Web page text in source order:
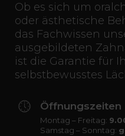
Ob es sich um
oder ästhetische
das Fachwissen
ausgebildeten
ist die Garantie für
selbstbewusstes
Öffnungszeiten
Montag – Freitag:
Samstag – Sonntag: